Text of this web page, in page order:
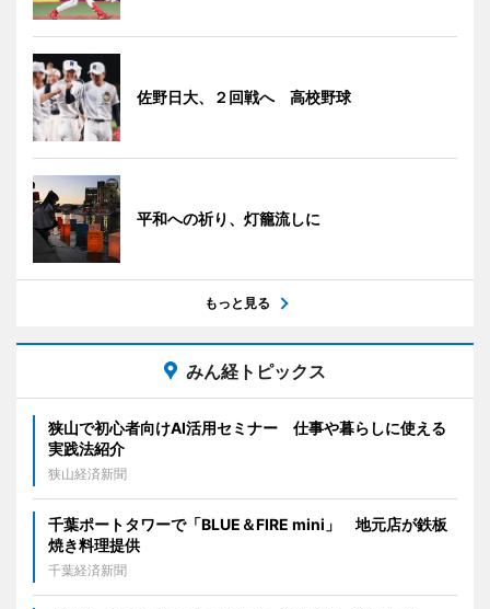
佐野日大、２回戦へ 高校野球
平和への祈り、灯籠流しに
もっと見る
みん経トピックス
狭山で初心者向けAI活用セミナー 仕事や暮らしに使える
実践法紹介
狭山経済新聞
千葉ポートタワーで「BLUE＆FIRE mini」 地元店が鉄板
焼き料理提供
千葉経済新聞